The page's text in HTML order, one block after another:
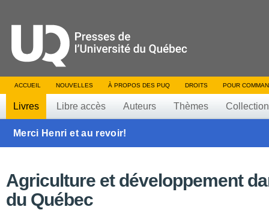
ACCUEIL NOUVELLES À PROPOS DES PUQ DROITS POUR
Livres Libre accès Auteurs Thèmes
Merci Henri et au revoir!
Agriculture et développement
du Québec